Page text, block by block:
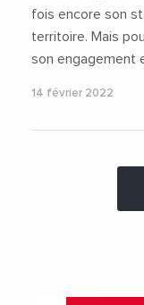
fois encore son
territoire. Mais
son engagement
14 février 2022